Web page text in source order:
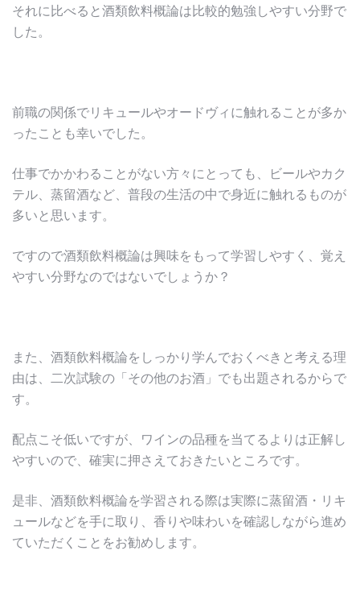
それに比べると酒類飲料概論は比較的勉強しやすい分野で
した。
前職の関係でリキュールやオードヴィに触れることが多か
ったことも幸いでした。
仕事でかかわることがない方々にとっても、ビールやカク
テル、蒸留酒など、普段の生活の中で身近に触れるものが
多いと思います。
ですので酒類飲料概論は興味をもって学習しやすく、覚え
やすい分野なのではないでしょうか？
また、酒類飲料概論をしっかり学んでおくべきと考える理
由は、二次試験の「その他のお酒」でも出題されるからで
す。
配点こそ低いですが、ワインの品種を当てるよりは正解し
やすいので、確実に押さえておきたいところです。
是非、酒類飲料概論を学習される際は実際に蒸留酒・リキ
ュールなどを手に取り、香りや味わいを確認しながら進め
ていただくことをお勧めします。